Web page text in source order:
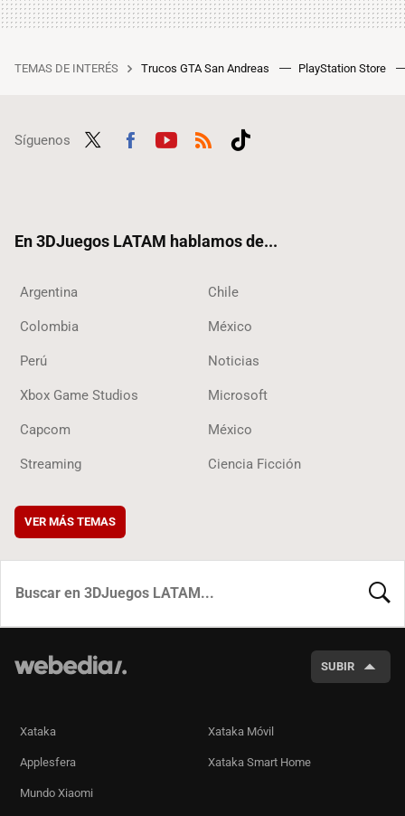
TEMAS DE INTERÉS Trucos GTA San Andreas PlayStation Store
Síguenos
En 3DJuegos LATAM hablamos de...
Argentina Chile
Colombia México
Perú Noticias
Xbox Game Studios Microsoft
Capcom México
Streaming Ciencia Ficción
VER MÁS TEMAS
SUBIR
Xataka Xataka Móvil
Applesfera Xataka Smart Home
Mundo Xiaomi